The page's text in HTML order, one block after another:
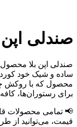
اپن بلا
بلا محصول لوکس
خود کورد پسند
با روکش چرم و
کافه‌ها و
محصولات قابل
از طریق تماس